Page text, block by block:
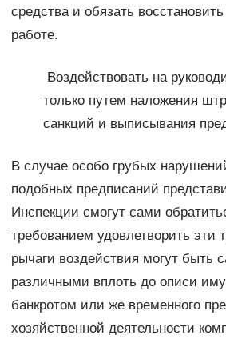
средства и обязать
работе.
Воздействовать на
только путем наложения
санкций и выписывания
В случае особо грубых
подобных предписаний
Инспекции смогут сами
требованием удовлетворить эти
рычаги воздействия могут быть
различными вплоть до описи
банкротом или же временного
хозяйственной деятельности